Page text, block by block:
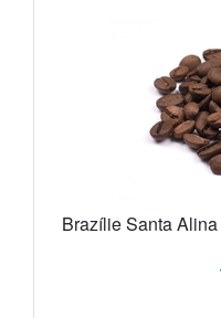
Brazílie Santa